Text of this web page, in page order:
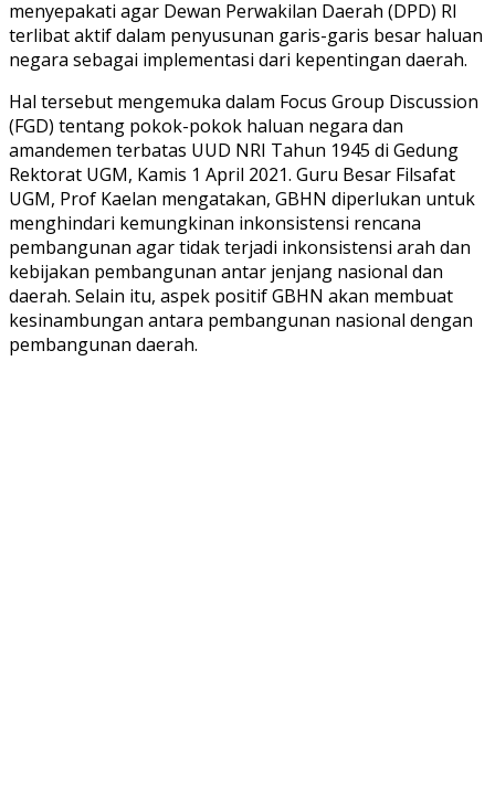
menyepakati agar Dewan Perwakilan Daerah (DPD) RI
terlibat aktif dalam penyusunan garis-garis besar haluan
negara sebagai implementasi dari kepentingan daerah.
Hal tersebut mengemuka dalam Focus Group Discussion
(FGD) tentang pokok-pokok haluan negara dan
amandemen terbatas UUD NRI Tahun 1945 di Gedung
Rektorat UGM, Kamis 1 April 2021. Guru Besar Filsafat
UGM, Prof Kaelan mengatakan, GBHN diperlukan untuk
menghindari kemungkinan inkonsistensi rencana
pembangunan agar tidak terjadi inkonsistensi arah dan
kebijakan pembangunan antar jenjang nasional dan
daerah. Selain itu, aspek positif GBHN akan membuat
kesinambungan antara pembangunan nasional dengan
pembangunan daerah.